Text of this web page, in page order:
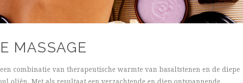
MASSAGE
combinatie van therapeutische warmte van basaltstenen en de diepe